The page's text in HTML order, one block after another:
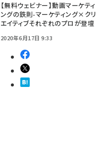
【無料ウェビナー】動画マーケティ
ングの鉄則-マーケティング×クリ
エイティブそれぞれのプロが登壇
2020年6月17日 9:33